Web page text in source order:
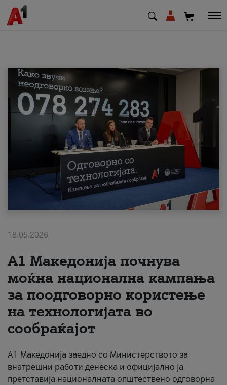
МК EN SQ
Деловни
Поддршка
Надополни кредит
#ПодобарОнлајн
18.05.2026
A1 Македонија почнува
моќна национална кампања
за поодговорно користење
на технологијата во
сообраќајот
A1 Македонија заедно со Министерството за
внатрешни работи денеска и официјално ја
претставија националната општествено одговорна